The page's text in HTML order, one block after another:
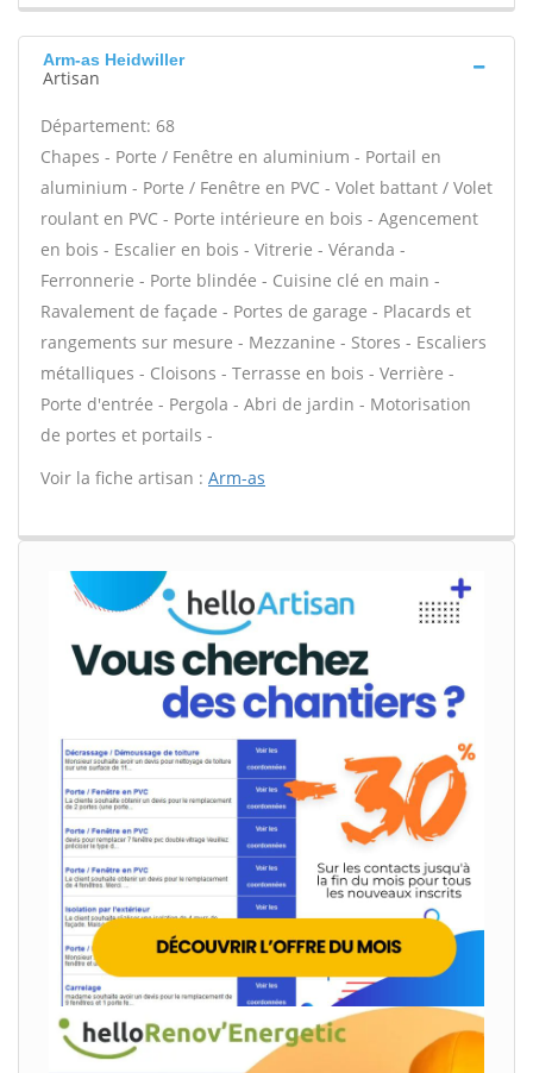
Arm-as Heidwiller
Artisan
Département: 68
Chapes - Porte / Fenêtre en aluminium - Portail en
aluminium - Porte / Fenêtre en PVC - Volet battant / Volet
roulant en PVC - Porte intérieure en bois - Agencement
en bois - Escalier en bois - Vitrerie - Véranda -
Ferronnerie - Porte blindée - Cuisine clé en main -
Ravalement de façade - Portes de garage - Placards et
rangements sur mesure - Mezzanine - Stores - Escaliers
métalliques - Cloisons - Terrasse en bois - Verrière -
Porte d'entrée - Pergola - Abri de jardin - Motorisation
de portes et portails -
Voir la fiche artisan : Arm-as